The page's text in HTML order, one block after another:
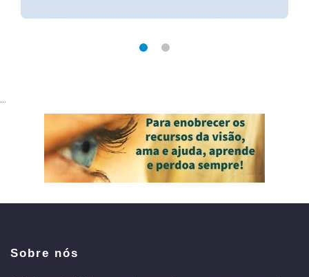
...
Sobre nós